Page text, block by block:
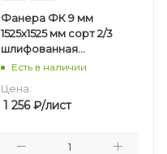
Фанера ФК 9 мм
1525х1525 мм сорт 2/3
шлифованная
березовая
Есть в наличии
Цена:
1 256₽/лист